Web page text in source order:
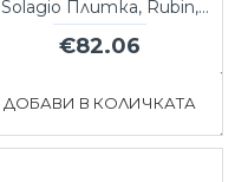
Solagio Плитка, Rubin,
Ф26
€82.06
ДОБАВИ В КОЛИЧКАТА